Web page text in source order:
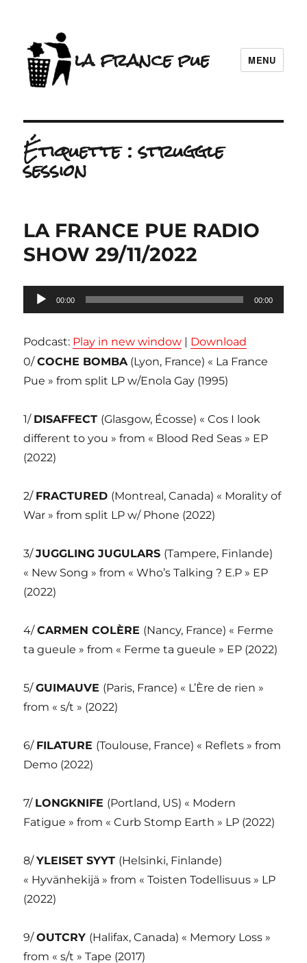
la france pue MENU
Étiquette :struggle
session
LA FRANCE PUE RADIO
SHOW 29/11/2022
Lecteur
audio
00:00 00:00
Podcast: Play in new window | Download
0/COCHE BOMBA(Lyon, France) « La France
Pue » from split LP w/Enola Gay (1995)
1/ DISAFFECT (Glasgow, Écosse) « Cos I look
different to you » from « Blood Red Seas » EP
(2022)
2/ FRACTURED (Montreal, Canada) « Morality of
War » from split LP w/ Phone (2022)
3/JUGGLING JUGULARS (Tampere, Finlande)
« New Song » from « Who’s Talking ? E.P » EP
(2022)
4/CARMEN COLÈRE (Nancy, France) « Ferme
ta gueule » from « Ferme ta gueule » EP (2022)
5/GUIMAUVE (Paris, France) « L’Ère de rien »
from « s/t » (2022)
6/ FILATURE (Toulouse, France) « Reflets » from
Demo (2022)
7/ LONGKNIFE (Portland, US) « Modern
Fatigue » from « Curb Stomp Earth » LP (2022)
8/YLEISET SYYT (Helsinki, Finlande)
« Hyvänhekijä » from « Toisten Todellisuus » LP
(2022)
9/OUTCRY (Halifax, Canada) « Memory Loss »
from « s/t » Tape (2017)